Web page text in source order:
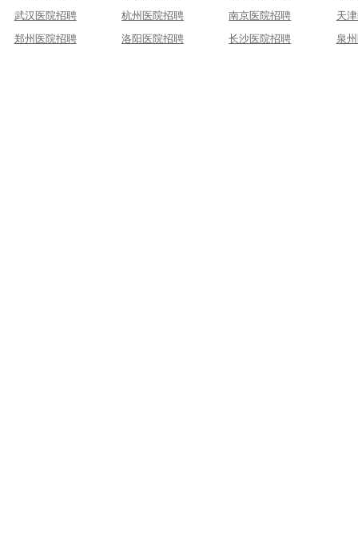
武汉医院招聘
杭州医院招聘 南京医院招聘
天
郑州医院招聘
洛阳医院招聘 长沙医院招聘 泉